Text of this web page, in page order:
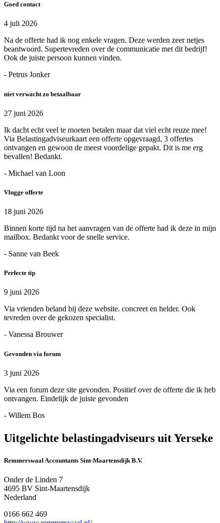
Goed contact
4 juli 2026
Na de offerte had ik nog enkele vragen. Deze werden zeer netjes
beantwoord. Supertevreden over de communicatie met dit bedrijf!
Ook de juiste persoon kunnen vinden.
- Petrus Jonker
niet verwacht zo betaalbaar
27 juni 2026
Ik dacht echt veel te moeten betalen maar dat viel echt reuze mee!
Via Belastingadviseurkaart een offerte opgevraagd, 3 offertes
ontvangen en gewoon de meest voordelige gepakt. Dit is me erg
bevallen! Bedankt.
- Michael van Loon
Vlugge offerte
18 juni 2026
Binnen korte tijd na het aanvragen van de offerte had ik deze in mijn
mailbox. Bedankt voor de snelle service.
- Sanne van Beek
Perfecte tip
9 juni 2026
Via vrienden beland bij deze website. concreet en helder. Ook
tevreden over de gekozen specialist.
- Vanessa Brouwer
Gevonden via forum
3 juni 2026
Via een forum deze site gevonden. Positief over de offerte die ik heb
ontvangen. Eindelijk de juiste gevonden
- Willem Bos
Uitgelichte belastingadviseurs uit Yerseke
Remmerswaal Accountants Sint-Maartensdijk B.V.
Onder de Linden 7
4695 BV Sint-Maartensdijk
Nederland
0166 662 469